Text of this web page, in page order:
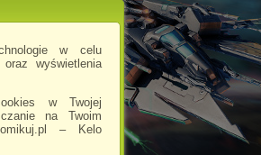
w celu
wyświetlenia
w Twojej
na Twoim
– Kelo